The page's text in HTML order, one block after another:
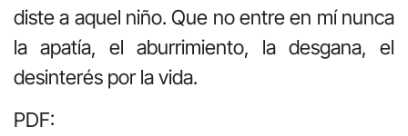
diste a aquel niño. Que no entre en mí nunca
la apatía, el aburrimiento, la desgana, el
desinterés por la vida.
PDF: